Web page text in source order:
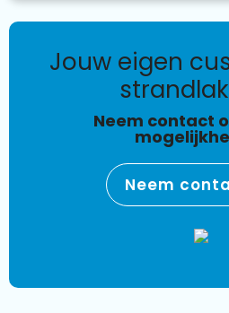
jouw eigen custom made
Neem contact
Neem